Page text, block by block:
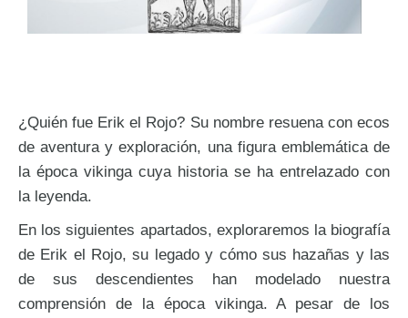
¿Quién fue Erik el Rojo? Su nombre resuena con ecos
de aventura y exploración, una figura emblemática de
la época vikinga cuya historia se ha entrelazado con
la leyenda.
En los siguientes apartados, exploraremos la biografía
de Erik el Rojo, su legado y cómo sus hazañas y las
de sus descendientes han modelado nuestra
comprensión de la época vikinga. A pesar de los